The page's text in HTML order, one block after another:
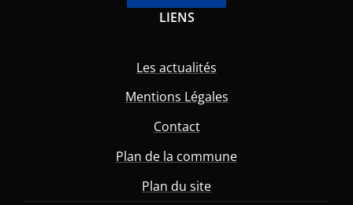
LIENS
Les actualités
Mentions Légales
Contact
Plan de la commune
Plan du site